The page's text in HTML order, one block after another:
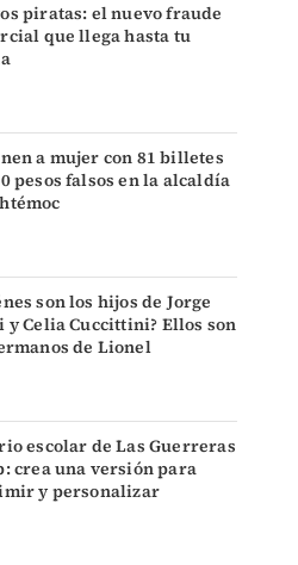
piratas: el nuevo fraude
que llega hasta tu
a mujer con 81 billetes
pesos falsos en la alcaldía
son los hijos de Jorge
y Celia Cuccittini? Ellos son
de Lionel
escolar de Las Guerreras
crea una versión para
y personalizar